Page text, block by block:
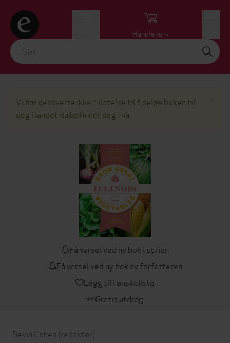
Handlekurv
Vi har dessverre ikke tillatelse til å selge boken til
deg i landet du befinner deg i nå.
Få varsel ved ny bok i serien
Få varsel ved ny bok av forfatteren
Legg til i ønskeliste
Gratis utdrag
Bevin Cohen (redaktør)